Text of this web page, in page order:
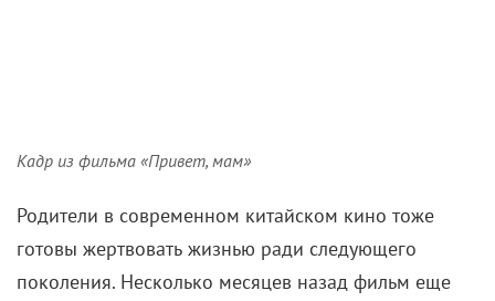
Кадр из фильма «Привет, мам»
Родители в современном китайском кино тоже
готовы жертвовать жизнью ради следующего
поколения. Несколько месяцев назад фильм еще